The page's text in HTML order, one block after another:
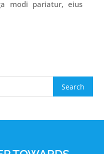
modi pariatur, eius